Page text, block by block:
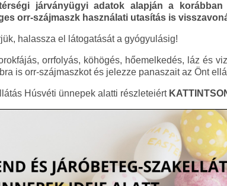
járványügyi adatok alapján a
orr-szájmaszk használati utasítás is
halassza el látogatását a gyógyulásig!
orrfolyás, köhögés, hőemelkedés, láz és
is orr-szájmaszkot és jelezze panaszait az Önt
Húsvéti ünnepek alatti részleteiért